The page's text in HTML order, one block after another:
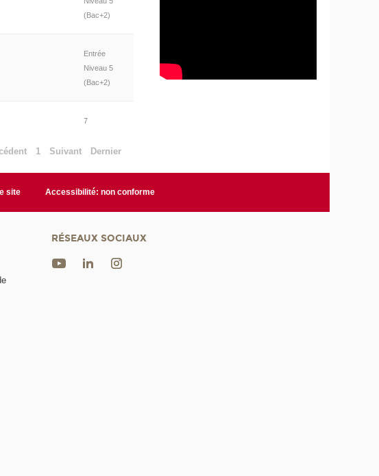
(Bac+2)
Entrée
Niveau 5
(Bac+2)
7
1 Suivant Dernier
site Accessibilité: non conforme
RÉSEAUX SOCIAUX